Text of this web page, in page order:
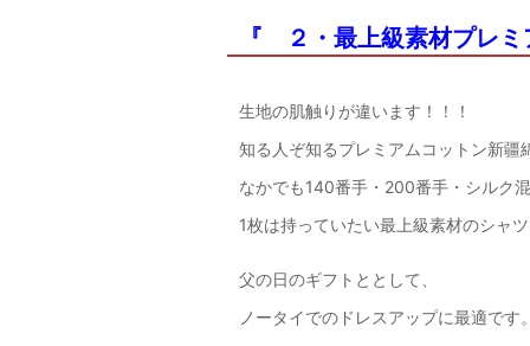
『 ２・最上級素材プレ
生地の肌触りが違います！！！
知る人ぞ知るプレミアムコットン新疆
なかでも140番手・200番手・シルク
1枚は持っていたい最上級素材のシャツ
父の日のギフトととして、
ノータイでのドレスアップに最適です。